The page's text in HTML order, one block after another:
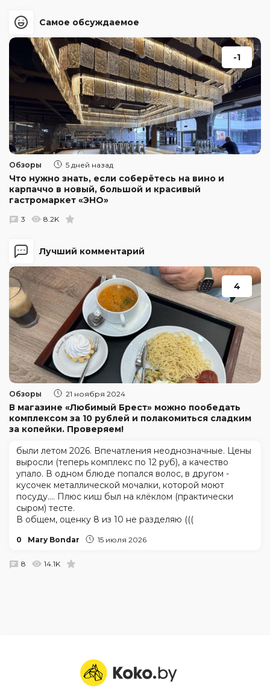
Лучший комментарий
4
Обзоры 21 ноября 2024
В магазине «Любимый Брест» можно пообедать
комплексом за 10 рублей и полакомиться сладким
за копейки. Проверяем!
были летом 2026. Впечатления неоднозначные. Цены
выросли (теперь комплекс по 12 руб), а качество
упало. В одном блюде попался волос, в другом -
кусочек металлической мочалки, которой моют
посуду.... Плюс киш был на клёклом (практически
сыром) тесте.
В общем, оценку 8 из 10 не разделяю (((
0 Mary Bondar 15 июля 2026
8 14.1K
Самое обсуждаемое
-1
Обзоры 5 дней назад
Что нужно знать, если соберётесь на вино и
карпаччо в новый, большой и красивый
гастромаркет «ЭНО»
3 8.2K